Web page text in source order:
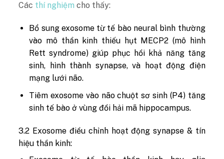
Các thí nghiệm cho thấy:
Bổ sung exosome từ tế bào neural bình thường
vào mô thần kinh thiếu hụt MECP2 (mô hình
Rett syndrome) giúp phục hồi khả năng tăng
sinh, hình thành synapse, và hoạt động điện
mạng lưới não.
Tiêm exosome vào não chuột sơ sinh (P4) tăng
sinh tế bào ở vùng đồi hải mã hippocampus.
3.2 Exosome điều chỉnh hoạt động synapse & tín
hiệu thần kinh: